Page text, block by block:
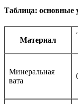
Таблица: основные
Материал
Минеральная
вата